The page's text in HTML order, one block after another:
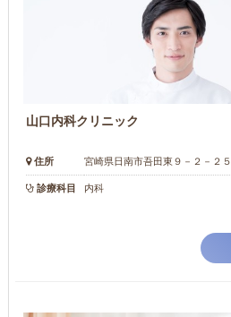
山口内科クリニック
住所 宮崎県日南市吾田東９－２－２５
診療科目 内科